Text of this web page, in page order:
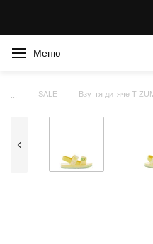
Меню
SALE Взуття дитяче T